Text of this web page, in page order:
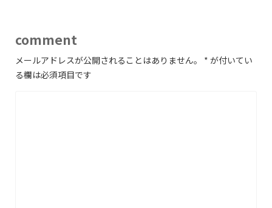
comment
メールアドレスが公開されることはありません。 * が付いてい
る欄は必須項目です